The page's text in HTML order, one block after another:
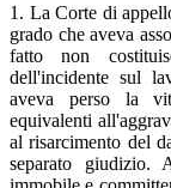
1. La Corte di
grado che aveva
fatto non
dell'incidente sul
aveva perso la
equivalenti
al risarcimento del
separato